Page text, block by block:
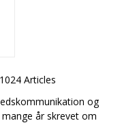
1024 Articles
og
år skrevet om